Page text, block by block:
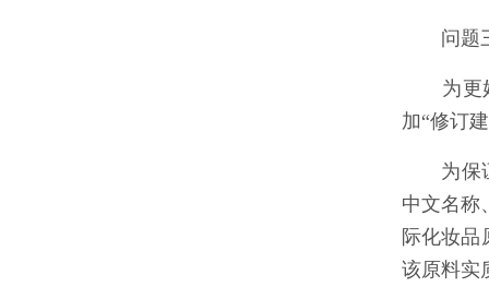
问题三
为更好
加“修订
为保证
中文名称
际化妆品
该原料实